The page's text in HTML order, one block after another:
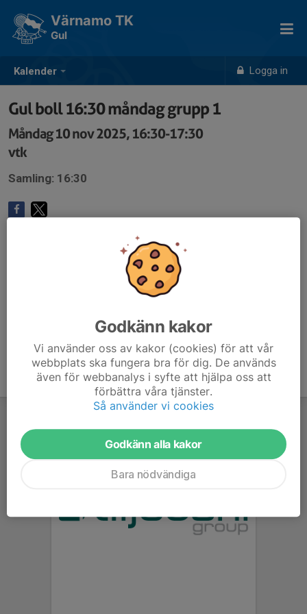
Kalender Logga in
Värnamo TK
Gul
Gul boll 16:30 måndag grupp 1
Måndag 10 nov 2025, 16:30-17:30
vtk
Samling: 16:30
Godkänn kakor
Vi använder oss av kakor (cookies) för att vår
webbplats ska fungera bra för dig. De används
även för webbanalys i syfte att hjälpa oss att
förbättra våra tjänster.
Så använder vi cookies
Godkänn alla kakor
Bara nödvändiga